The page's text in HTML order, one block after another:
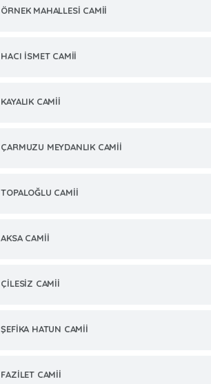
ÖRNEK MAHALLESİ CAMİİ
HACI İSMET CAMİİ
KAYALIK CAMİİ
ÇARMUZU MEYDANLIK CAMİİ
TOPALOĞLU CAMİİ
AKSA CAMİİ
ÇİLESİZ CAMİİ
ŞEFİKA HATUN CAMİİ
FAZİLET CAMİİ